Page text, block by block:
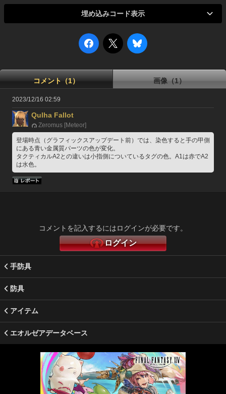
埋め込みコード表示
コメント（1） 画像（1）
2023/12/16 02:59
Qulha Fallot
Zeromus [Meteor]
登場時点（グラフィックスアップデート前）では、染色すると手の甲側
にある青い金属質パーツの色が変化。
タクティカルA2との違いは小指側についているタグの色。A1は赤でA2
は水色。
コメントを記入するにはログインが必要です。
ログイン
手防具
防具
アイテム
エオルゼアデータベース